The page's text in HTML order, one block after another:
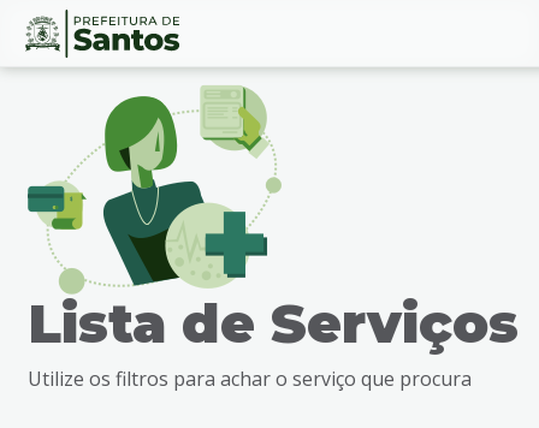
Ir
busca
Conteúdo
Lista de Serviços
Utilize os filtros para achar o serviço que procura